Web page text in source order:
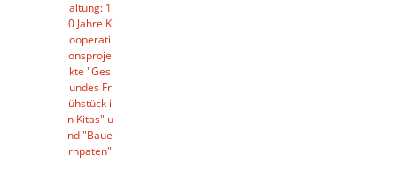
altung: 1
0 Jahre K
ooperati
onsproje
kte "Ges
undes Fr
ühstück i
n Kitas" u
nd "Baue
rnpaten"